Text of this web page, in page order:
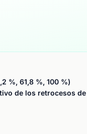
%, 61,8 %, 100 %)
de los retrocesos de